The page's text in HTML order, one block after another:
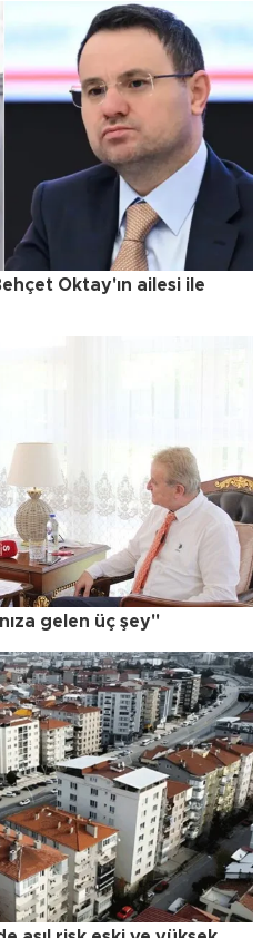
Oktay'ın ailesi ile
gelen üç şey"